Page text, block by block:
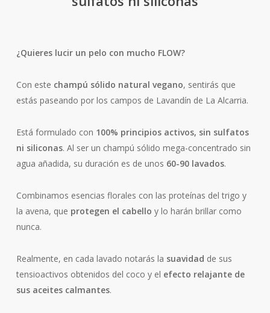
¿Quieres lucir un pelo con mucho FLOW?
Con este champú sólido natural vegano, sentirás que
estás paseando por los campos de Lavandín de La Alcarria.
Está formulado con 100% principios activos, sin sulfatos
ni siliconas. Al ser un champú sólido mega-concentrado sin
agua añadida, su duración es de unos 60-90 lavados.
Combinamos esencias florales con las proteínas del trigo y
la avena, que protegen el cabello y lo harán brillar como
nunca.
Realmente, en cada lavado notarás la suavidad de sus
tensioactivos obtenidos del coco y el efecto relajante de
sus aceites calmantes.